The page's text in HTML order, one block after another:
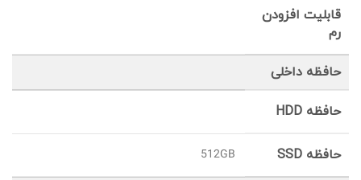
قابلیت افزودن
رم
حافظه داخلی
حافظه HDD
حافظه SSD 512GB